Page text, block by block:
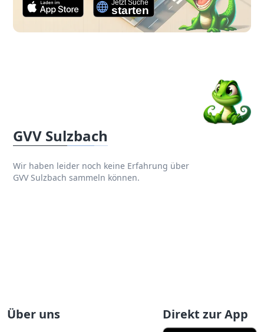
GVV Sulzbach
Wir haben leider noch keine Erfahrung über
GVV Sulzbach sammeln können.
Über uns Direkt zur App